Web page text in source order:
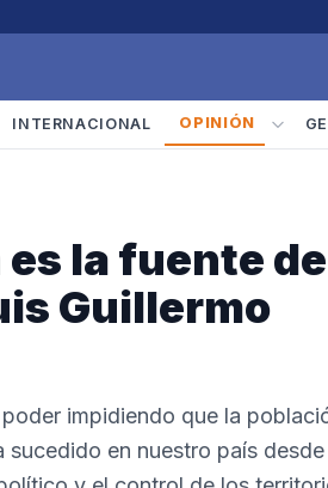
INTERNACIONAL OPINIÓN
es la fuente de
Guillermo
impidiendo que la
sucedido en nuestro país desde